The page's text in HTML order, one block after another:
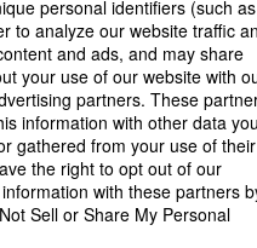
2 3 4 5
ックの電気設備 SNSアカウ